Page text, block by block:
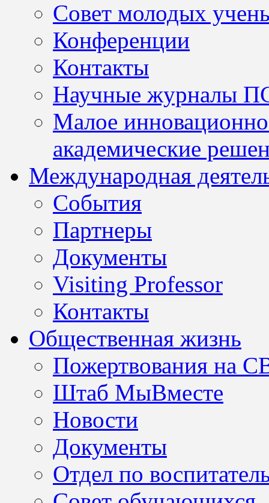
Совет молодых
Конференции
Контакты
Научные журналы
Малое
академические
Международная
События
Партнеры
Документы
Visiting Professor
Контакты
Общественная жизнь
Пожертвования на
Штаб МыВместе
Новости
Документы
Отдел по